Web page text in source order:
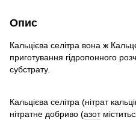
Опис
Кальцієва селітра вона ж
приготування гідропонного
субстрату.
Кальцієва селітра (нітрат
нітратне добриво (азот